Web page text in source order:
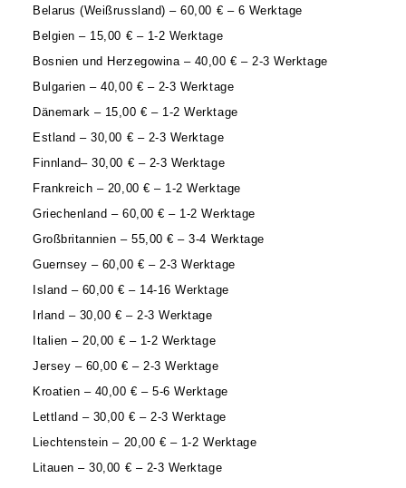
Belarus (Weißrussland) – 60,00 € – 6 Werktage
Belgien – 15,00 € – 1-2 Werktage
Bosnien und Herzegowina – 40,00 € – 2-3 Werktage
Bulgarien – 40,00 € – 2-3 Werktage
Dänemark – 15,00 € – 1-2 Werktage
Estland – 30,00 € – 2-3 Werktage
Finnland– 30,00 € – 2-3 Werktage
Frankreich – 20,00 € – 1-2 Werktage
Griechenland – 60,00 € – 1-2 Werktage
Großbritannien – 55,00 € – 3-4 Werktage
Guernsey – 60,00 € – 2-3 Werktage
Island – 60,00 € – 14-16 Werktage
Irland – 30,00 € – 2-3 Werktage
Italien – 20,00 € – 1-2 Werktage
Jersey – 60,00 € – 2-3 Werktage
Kroatien – 40,00 € – 5-6 Werktage
Lettland – 30,00 € – 2-3 Werktage
Liechtenstein – 20,00 € – 1-2 Werktage
Litauen – 30,00 € – 2-3 Werktage